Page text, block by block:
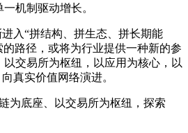
机制驱动增长。
进入“拼结构、拼生态、拼长期能
路径，或将为行业提供一种新的参
交易所为枢纽，以应用为核心，以
真实价值网络演进。
为底座、以交易所为枢纽，探索